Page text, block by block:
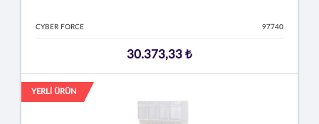
CYBER FORCE 97740
30.373,33 ₺
YERLİ ÜRÜN